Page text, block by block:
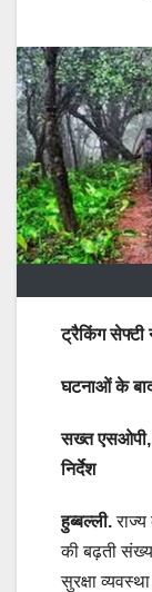
ट्रैकिंग सेफ्टी
घटनाओं के
सख्त एसओपी,
निर्देश
हुब्बल्ली.
की बढ़ती
सुरक्षा